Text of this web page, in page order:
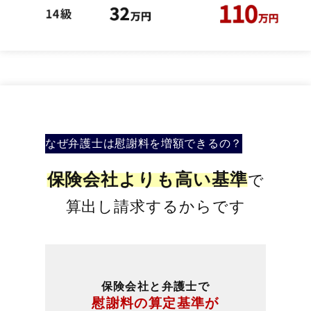
なぜ弁護士は慰謝料を増額できるの？
保険会社よりも高い基準で
算出し請求するからです
保険会社と弁護士で
慰謝料の算定基準が